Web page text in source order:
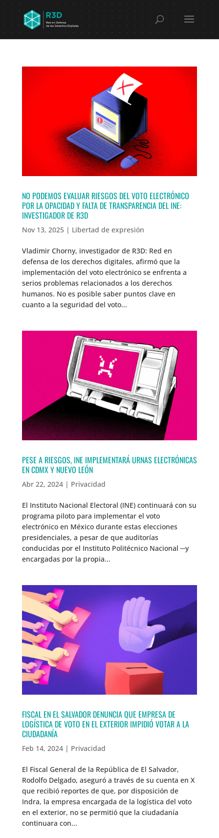
NO PODEMOS EVALUAR RIESGOS DEL VOTO ELECTRÓNICO
POR LA OPACIDAD Y FALTA DE TRANSPARENCIA DEL INE:
INVESTIGADOR DE R3D
Nov 13, 2025| Libertad de expresión
Vladimir Chorny, investigador de R3D: Red en
defensa de los derechos digitales, afirmó que la
implementación del voto electrónico se enfrenta a
serios problemas relacionados a los derechos
humanos. No es posible saber puntos clave en
cuanto a la seguridad del voto...
PESE A RIESGOS, INE IMPLEMENTARÁ URNAS ELECTRÓNICAS
EN CDMX Y NUEVO LEÓN
Abr 22, 2024| Privacidad
El Instituto Nacional Electoral (INE) continuará con su
programa piloto para implementar el voto
electrónico en México durante estas elecciones
presidenciales, a pesar de que auditorías
conducidas por el Instituto Politécnico Nacional ─y
encargadas por la propia...
FISCAL EN EL SALVADOR DENUNCIA QUE EMPRESA DE
LOGÍSTICA DE VOTO EN EL EXTERIOR IMPIDIÓ VOTAR A LA
CIUDADANÍA
Feb 14, 2024| Privacidad
El Fiscal General de la República de El Salvador,
Rodolfo Delgado, aseguró a través de su cuenta en X
que recibió reportes de que, por disposición de
Indra, la empresa encargada de la logística del voto
en el exterior, no se permitió que la ciudadanía
continuara con...